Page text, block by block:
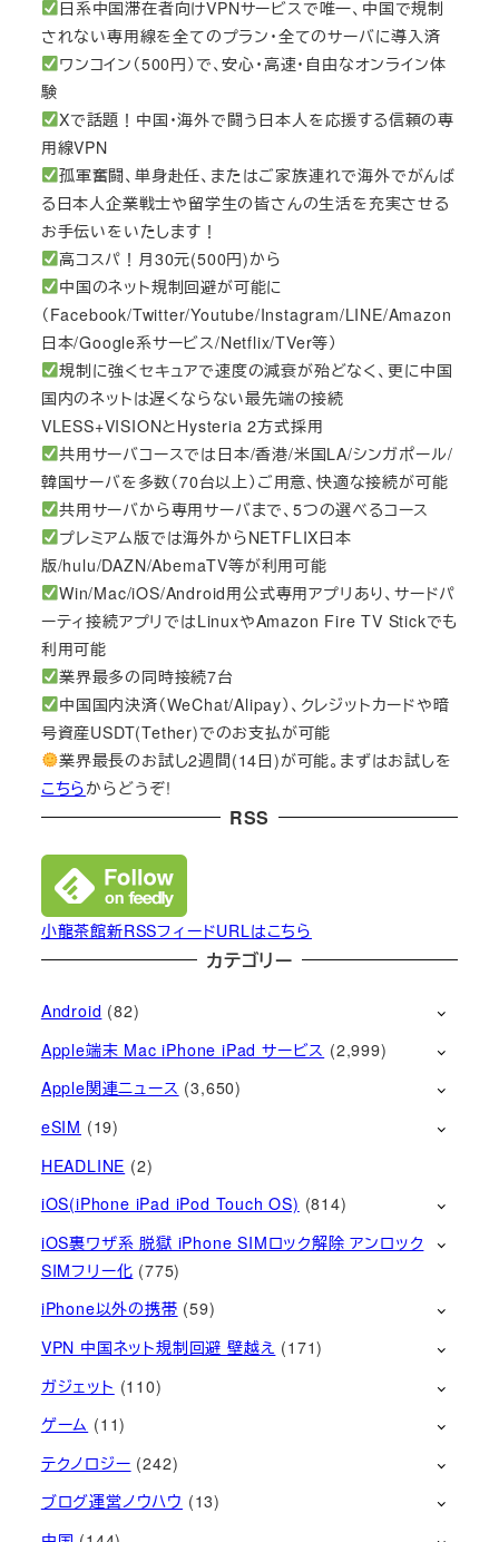
日系中国滞在者向けVPNサービスで唯一、中国で規制
されない専用線を全てのプラン・全てのサーバに導入済
ワンコイン（500円）で、安心・高速・自由なオンライン体
験
Xで話題！中国・海外で闘う日本人を応援する信頼の専
用線VPN
孤軍奮闘、単身赴任、またはご家族連れで海外でがんば
る日本人企業戦士や留学生の皆さんの生活を充実させる
お手伝いをいたします！
高コスパ！月30元(500円)から
中国のネット規制回避が可能に
（Facebook/Twitter/Youtube/Instagram/LINE/Amazon
日本/Google系サービス/Netflix/TVer等）
規制に強くセキュアで速度の減衰が殆どなく、更に中国
国内のネットは遅くならない最先端の接続
VLESS+VISIONとHysteria 2方式採用
共用サーバコースでは日本/香港/米国LA/シンガポール/
韓国サーバを多数（70台以上）ご用意、快適な接続が可能
共用サーバから専用サーバまで、5つの選べるコース
プレミアム版では海外からNETFLIX日本
版/hulu/DAZN/AbemaTV等が利用可能
Win/Mac/iOS/Android用公式専用アプリあり、サードパ
ーティ接続アプリではLinuxやAmazon Fire TV Stickでも
利用可能
業界最多の同時接続7台
中国国内決済（WeChat/Alipay）、クレジットカードや暗
号資産USDT(Tether)でのお支払が可能
業界最長のお試し2週間(14日)が可能。まずはお試しを
こちらからどうぞ!
RSS
小龍茶館新RSSフィードURLはこちら
カテゴリー
Android (82)
Apple端末 Mac iPhone iPad サービス (2,999)
Apple関連ニュース (3,650)
eSIM (19)
HEADLINE (2)
iOS(iPhone iPad iPod Touch OS) (814)
iOS裏ワザ系 脱獄 iPhone SIMロック解除 アンロック
SIMフリー化 (775)
iPhone以外の携帯 (59)
VPN 中国ネット規制回避 壁越え (171)
ガジェット (110)
ゲーム (11)
テクノロジー (242)
ブログ運営ノウハウ (13)